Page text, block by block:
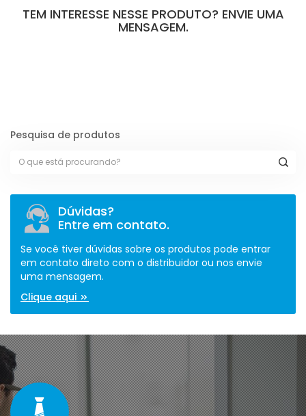
TEM INTERESSE NESSE PRODUTO? ENVIE UMA
MENSAGEM.
Pesquisa de produtos
Dúvidas?
Entre em contato.
Se você tiver dúvidas sobre os produtos pode entrar
em contato direto com o distribuidor ou nos envie
uma mensagem.
Clique aqui